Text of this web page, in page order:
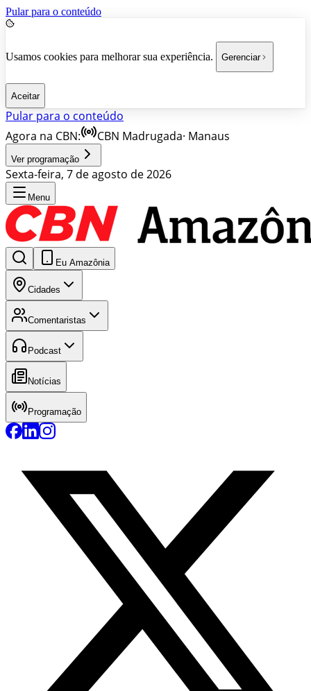
Pular para o conteúdo
Usamos cookies para melhorar sua experiência. Gerenciar
Aceitar
Pular para o conteúdo
Agora na CBN:
CBN Madrugada· Manaus
Ver programação
Sexta-feira, 7 de agosto de 2026
Menu
Eu Amazônia
Cidades
Comentaristas
Podcast
Notícias
Programação